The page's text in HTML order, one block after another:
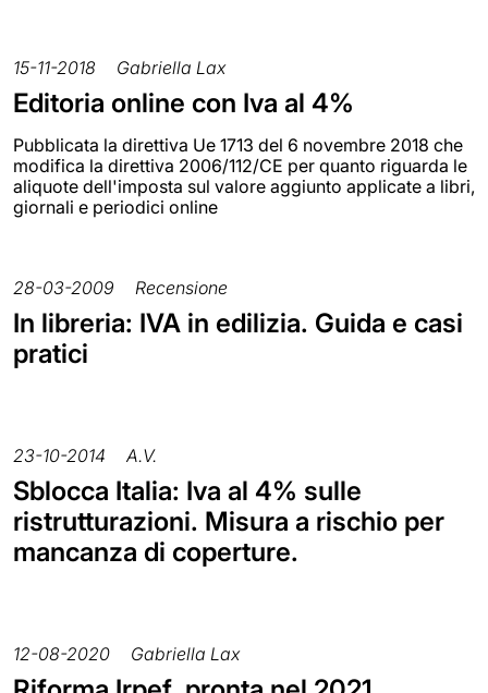
15-11-2018 Gabriella Lax
Editoria online con Iva al 4%
Pubblicata la direttiva Ue 1713 del 6 novembre 2018 che
modifica la direttiva 2006/112/CE per quanto riguarda le
aliquote dell'imposta sul valore aggiunto applicate a libri,
giornali e periodici online
28-03-2009 Recensione
In libreria: IVA in edilizia. Guida e casi
pratici
23-10-2014 A.V.
Sblocca Italia: Iva al 4% sulle
ristrutturazioni. Misura a rischio per
mancanza di coperture.
12-08-2020 Gabriella Lax